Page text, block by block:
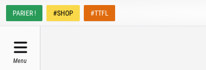
PARIER ! #SHOP #TTFL
Menu